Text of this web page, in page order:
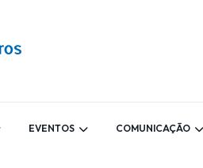
EVENTOS COMUNICAÇÃO